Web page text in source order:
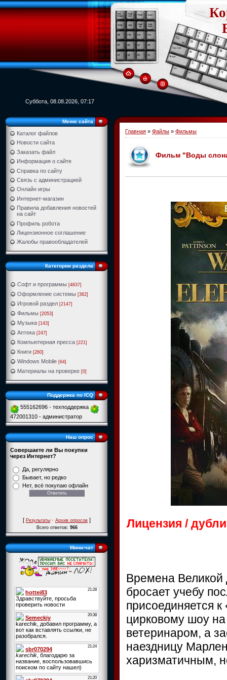
Суббота, 08.08.2026, 07:17
Меню сайта
Каталог файлов
Новости сайта
Заказать файл
Информация о сайте
Справка по сайту
Связь с администрацией
Онлайн игры
Интернет-магазин
Правила добавления новостей
на сайт
Профиль робота
Лицензионное соглашение
Жалобы правообладателей
Категории раздела
Софт и программы [4837]
Оформление системы [362]
Игровой раздел [2147]
Фильмы [2053]
Музыка [143]
Аптека [247]
Компьютерная пресса [221]
Книги [260]
Windows Mobile [64]
Материалы на проверке [0]
Поддержка по ICQ
555162696 - техподдержка
472001310 - администратор
Наш опрос
Совершаете ли Вы покупки
через Интернет?
Да, регулярно
Бывает, но редко
Нет, всё покупаю офлайн
[Результаты·Архив опросов]
Всего ответов:966
Мини-чат
Главная » Файлы » Фильмы
Фильм "Воды
Лицензия /
Времена Великой
бросает учебу
присоединяется
цирковому шоу
ветеринаром, а
наездницу
харизматичным,